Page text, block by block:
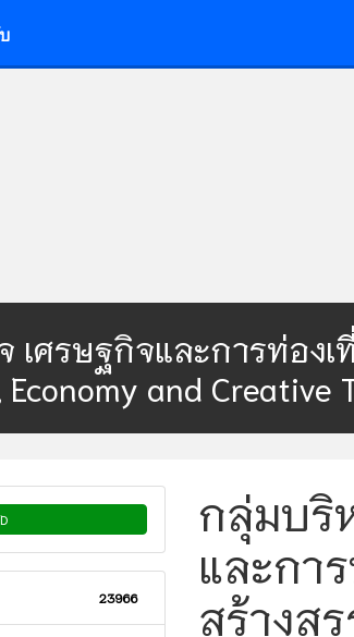
ศรษฐกิจและการท่องเ
and Creative
23966
กลุ่มบริ
และกา
สร้างส